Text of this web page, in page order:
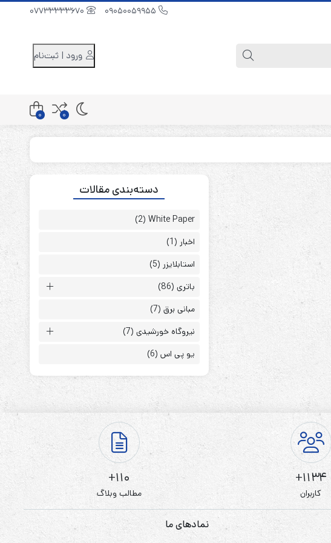
ورود | ثبت‌نام
کابینت باتری 48 ولت
کابینت باتری 96 ولت
کابینت باتری 240 ولت
ابزارهای مدیریت یوپی‌اس
تابلوی بای پس
ترانس ایزوله
0
0
دسته‌بندی مقالات
White Paper
(2)
اخبار (1)
استابلایزر (5)
باتری(86)
مبانی برق(7)
نیروگاه خورشیدی(7)
یو پی اس(6)
1134+
کاربران
110+
مطالب وبلاگ
نمادهای ما